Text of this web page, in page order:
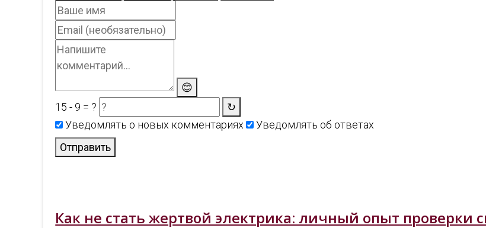
😊
15 - 9 = ?
↻
Уведомлять о новых комментариях
Уведомлять об ответах
Отправить
Как не стать жертвой электрика: личный опыт проверки